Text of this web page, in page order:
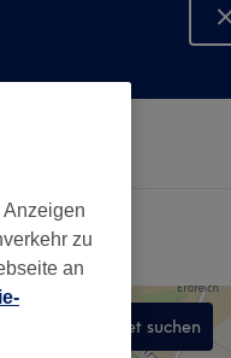
In diesem Gebiet suchen
zu
an